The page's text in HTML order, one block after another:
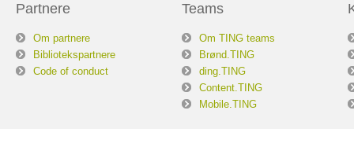
Partnere
Om partnere
Bibliotekspartnere
Code of conduct
Teams
Om TING teams
Brønd.TING
ding.TING
Content.TING
Mobile.TING